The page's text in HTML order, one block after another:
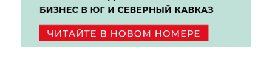
Категории:
Финансы